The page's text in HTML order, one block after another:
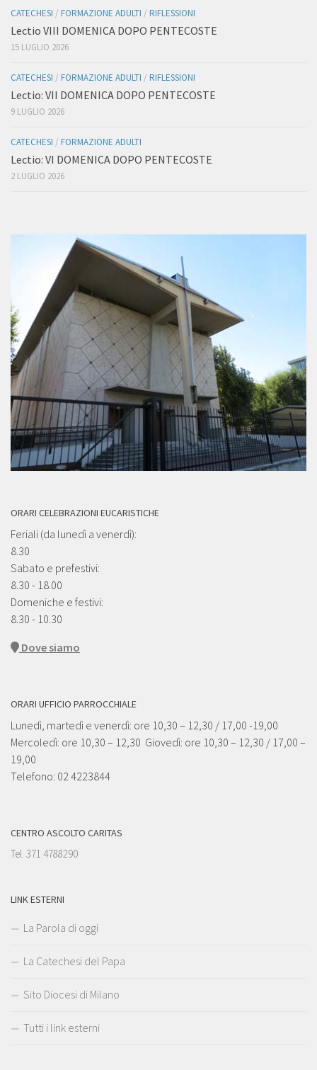
CATECHESI / FORMAZIONE ADULTI / RIFLESSIONI
Lectio VIII DOMENICA DOPO PENTECOSTE
15 LUGLIO 2026
CATECHESI / FORMAZIONE ADULTI / RIFLESSIONI
Lectio: VII DOMENICA DOPO PENTECOSTE
9 LUGLIO 2026
CATECHESI / FORMAZIONE ADULTI
Lectio: VI DOMENICA DOPO PENTECOSTE
2 LUGLIO 2026
ORARI CELEBRAZIONI EUCARISTICHE
Feriali (da lunedì a venerdì):
8.30
Sabato e prefestivi:
8.30 - 18.00
Domeniche e festivi:
8.30 - 10.30
Dove siamo
ORARI UFFICIO PARROCCHIALE
Lunedì, martedì e venerdì: ore 10,30 – 12,30 / 17,00 -19,00
Mercoledì: ore 10,30 – 12,30 Giovedì: ore 10,30 – 12,30 / 17,00 –
19,00
Telefono: 02 4223844
CENTRO ASCOLTO CARITAS
Tel. 371 4788290
LINK ESTERNI
La Parola di oggi
La Catechesi del Papa
Sito Diocesi di Milano
Tutti i link esterni